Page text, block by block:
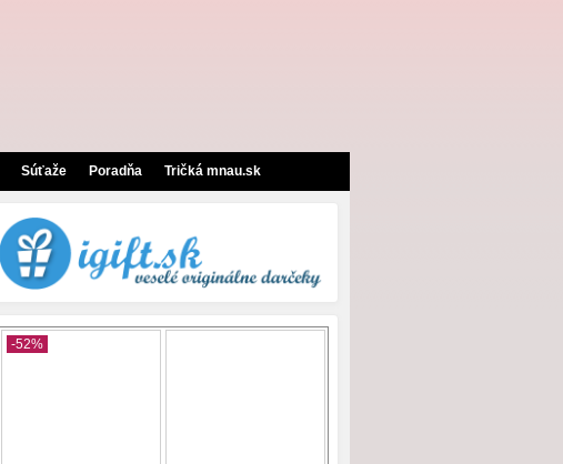
Súťaže Poradňa Tričká mnau.sk